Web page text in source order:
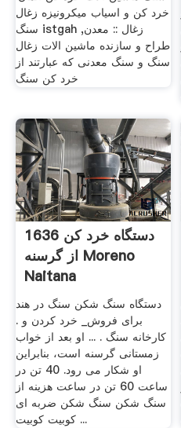
خرد کن و اسیاب میکرونیزه زغال
سنگ istgah زغال :: معدن,
طراح و سازنده ماشین الات زغال
سنگ و سنگ معدنی که عبارتند از
خرد کن سنگ
دستگاه خرد کن 1636
از گرسنه Moreno
Naitana
دستگاه سنگ شکن سنگ در هند
برای فروش_ خرد کردن و .
کارخانه سنگ . ... او بعد از خواب
زمستانی گرسنه است، بنابراین
او شکار می رود. 40 تن در
ساعت 60 تن در ساعت هزینه از
سنگ شکن سنگ شکن ضربه ای
کوبیت کوبیت ...